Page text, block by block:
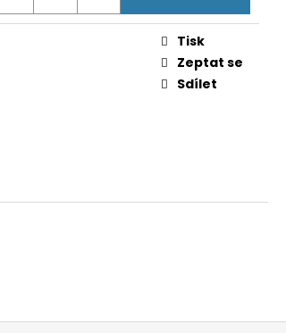
Tisk
Zeptat se
Sdílet